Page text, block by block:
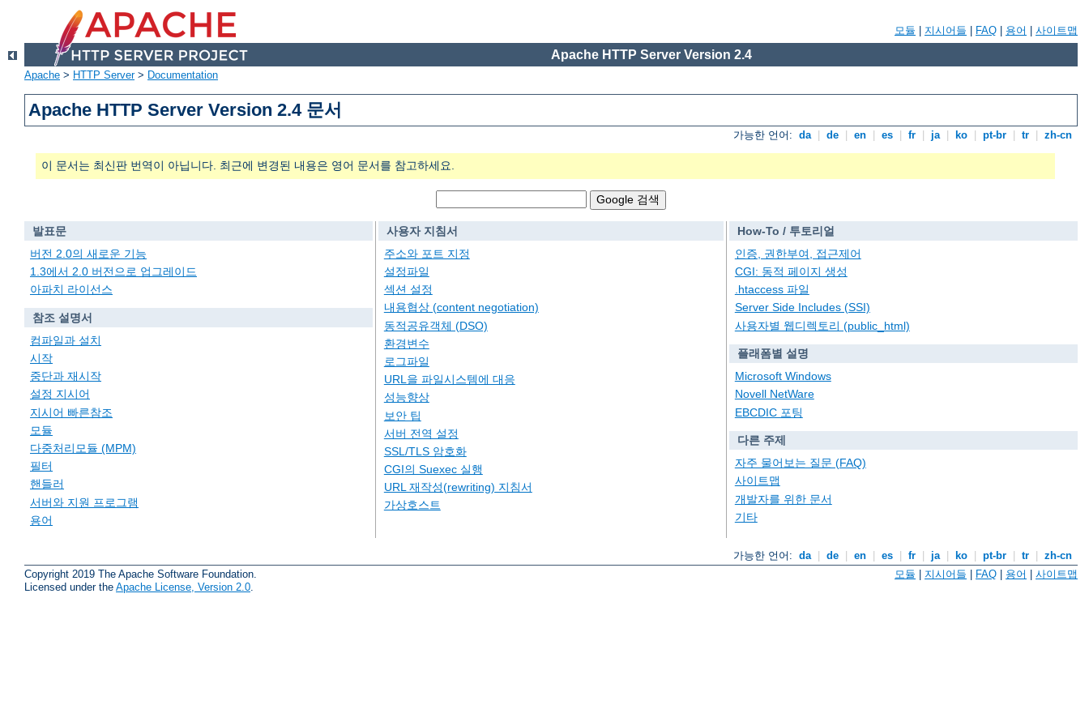
모듈 지시어들 FAQ 용어 사이트맵
Apache HTTP Server Version 2.4
Apache > HTTP Server> Documentation
Apache HTTP Server Version 2.4 문서
가능한 언어: da de en es fr ja ko pt-br tr zh-cn
이 문서는 최신판 번역이 아닙니다. 최근에 변경된 내용은 영어 문서를 참고하세요.
발표문
버전 2.0의 새로운 기능
1.3에서 2.0 버전으로 업그레이드
아파치 라이선스
참조 설명서
컴파일과 설치
시작
중단과 재시작
설정 지시어
지시어 빠른참조
모듈
다중처리모듈 (MPM)
필터
핸들러
서버와 지원 프로그램
용어
사용자 지침서
주소와 포트 지정
설정파일
섹션 설정
내용협상 (content negotiation)
동적공유객체 (DSO)
환경변수
로그파일
URL을 파일시스템에 대응
성능향상
보안 팁
서버 전역 설정
SSL/TLS 암호화
CGI의 Suexec 실행
URL 재작성(rewriting) 지침서
가상호스트
How-To / 투토리얼
인증, 권한부여, 접근제어
CGI: 동적 페이지 생성
.htaccess 파일
Server Side Includes (SSI)
사용자별 웹디렉토리 (public_html)
플래폼별 설명
Microsoft Windows
Novell NetWare
EBCDIC 포팅
다른 주제
자주 물어보는 질문 (FAQ)
사이트맵
개발자를 위한 문서
기타
가능한 언어: da de en es fr ja ko pt-br tr
zh-cn
Copyright 2019 The Apache Software Foundation.
Licensed under the Apache License, Version 2.0
모듈 | 지시어들 | FAQ | 용어 | 사이트맵